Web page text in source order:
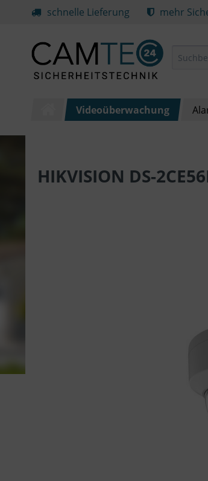
schnelle Lieferung mehr
Videoüberwachung
HIKVISION DS-